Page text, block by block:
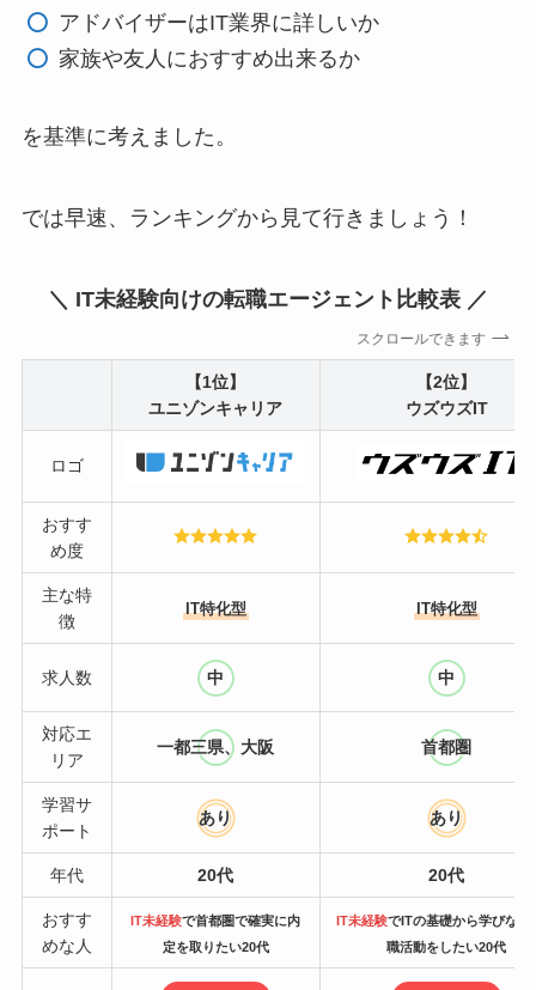
アドバイザーはIT業界に詳しいか
家族や友人におすすめ出来るか
を基準に考えました。
では早速、ランキングから見て行きましょう！
＼ IT未経験向けの転職エージェント比較表 ／
スクロールできます
【1位】
ユニゾンキャリア
【2位】
ウズウズIT
ロゴ
おすす
め度
主な特
徴
IT特化型 IT特化型
求人数 中 中
対応エ
リア
一都三県、大阪 首都圏
学習サ
ポート
あり あり
年代 20代 20代
おすす
めな人
IT未経験で首都圏で確実に内
定を取りたい20代
IT未経験でITの基礎から学びなが
職活動をしたい20代